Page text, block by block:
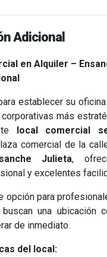
Adicional
en Alquiler –
establecer su
más
local comercial
comercial de la
Julieta,
y excelentes
opción para
una ubicación
de inmediato.
del local: